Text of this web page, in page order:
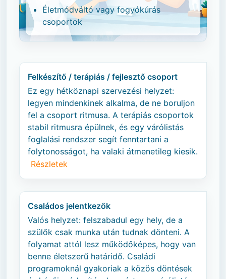
Életmódváltó vagy fogyókúrás
csoportok
Felkészítő / terápiás / fejlesztő csoport
Ez egy hétköznapi szervezési helyzet:
legyen mindenkinek alkalma, de ne boruljon
fel a csoport ritmusa. A terápiás csoportok
stabil ritmusra épülnek, és egy várólistás
foglalási rendszer segít fenntartani a
folytonosságot, ha valaki átmenetileg kiesik.
Részletek
Családos jelentkezők
Valós helyzet: felszabadul egy hely, de a
szülők csak munka után tudnak dönteni. A
folyamat attól lesz működőképes, hogy van
benne életszerű határidő. Családi
programoknál gyakoriak a közös döntések